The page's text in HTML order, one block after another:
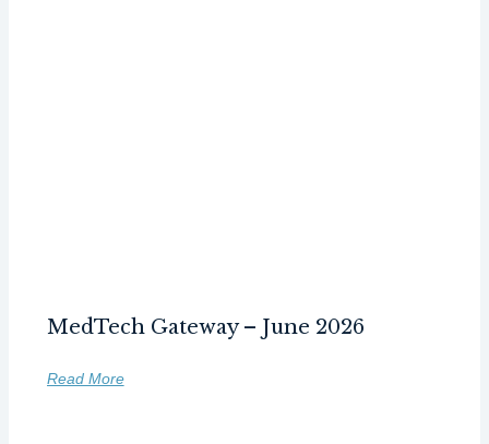
MedTech Gateway – June 2026
Read More